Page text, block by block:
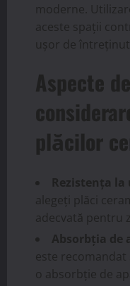
moderne.
aceste spații
ușor de
Aspecte
plăcilor
Rezistența la
alegeți plăci
adecvată pentru
Absorbția de
este recomandat
o absorbție de